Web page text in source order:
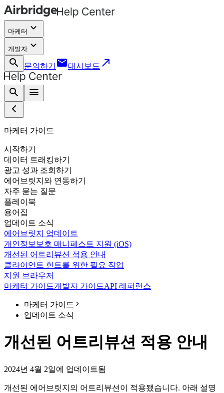
마케터 keyboard_arrow_down
개발자 keyboard_arrow_down
search
문의하기 email대시보드 call_made
search menu
마케터 가이드
시작하기
데이터 트래킹하기
광고 성과 조회하기
에어브릿지와 연동하기
자주 묻는 질문
플레이북
용어집
업데이트 소식
에어브릿지 업데이트
개인정보보호 매니페스트 지원 (iOS)
개선된 어트리뷰션 적용 안내
클라이언트 힌트를 위한 필요 작업
지원 브라우저
마케터 가이드개발자 가이드API 레퍼런스
마케터 가이드
업데이트 소식
개선된 어트리뷰션 적용 안내
2024년 4월 2일에 업데이트됨
개선된 에어브릿지의 어트리뷰션이 적용됐습니다. 아래 설명